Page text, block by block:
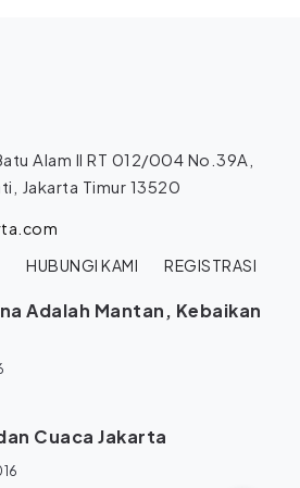
Alam II RT 012/004 No.39A,
Jakarta Timur 13520
HUBUNGI KAMI REGISTRASI
Adalah Mantan, Kebaikan
Cuaca Jakarta